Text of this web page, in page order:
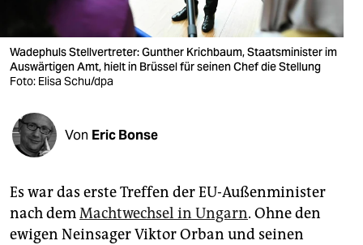
veranstaltungen
shop
fragen & hilfe
unterstützen
abo
genossenschaft
epaper login
Wadephuls Stellvertreter: Gunther Krichbaum, Staatsminister im
Auswärtigen Amt, hielt in Brüssel für seinen Chef die Stellung
Foto: Elisa Schu/dpa
Von Eric Bonse
Es war das erste Treffen der EU-Außenminister
nach demMachtwechsel in Ungarn. Ohne den
ewigen Neinsager Viktor Orban und seinen